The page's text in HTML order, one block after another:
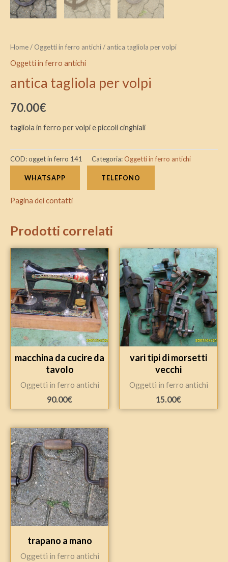
Home/ Oggetti in ferro antichi/ antica tagliola per volpi
Oggetti in ferro antichi
antica tagliola per volpi
70.00€
tagliola in ferro per volpi e piccoli cinghiali
COD:ogget in ferro 141 Categoria: Oggetti in ferro antichi
WHATSAPP TELEFONO
Pagina dei contatti
Prodotti correlati
macchina da cucire da
tavolo
Oggetti in ferro antichi
90.00€
vari tipi di morsetti
vecchi
Oggetti in ferro antichi
15.00€
trapano a mano
Oggetti in ferro antichi